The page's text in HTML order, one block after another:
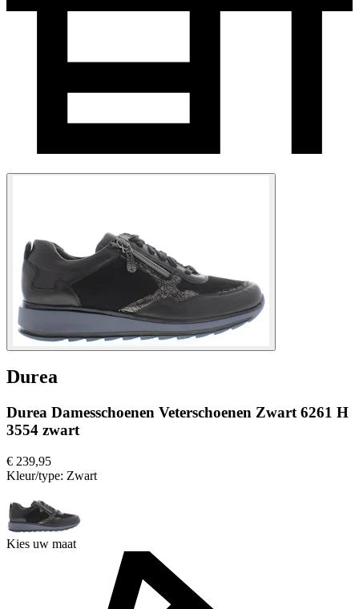
Durea
Durea Damesschoenen Veterschoenen Zwart 6261 H
3554 zwart
€ 239,95
Kleur/type: Zwart
Kies uw maat